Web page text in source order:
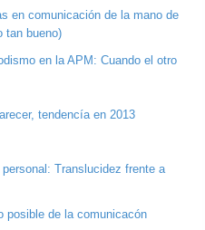
en comunicación de la mano de
tan bueno)
en la APM: Cuando el otro
tendencía en 2013
Translucidez frente a
posible de la comunicacón